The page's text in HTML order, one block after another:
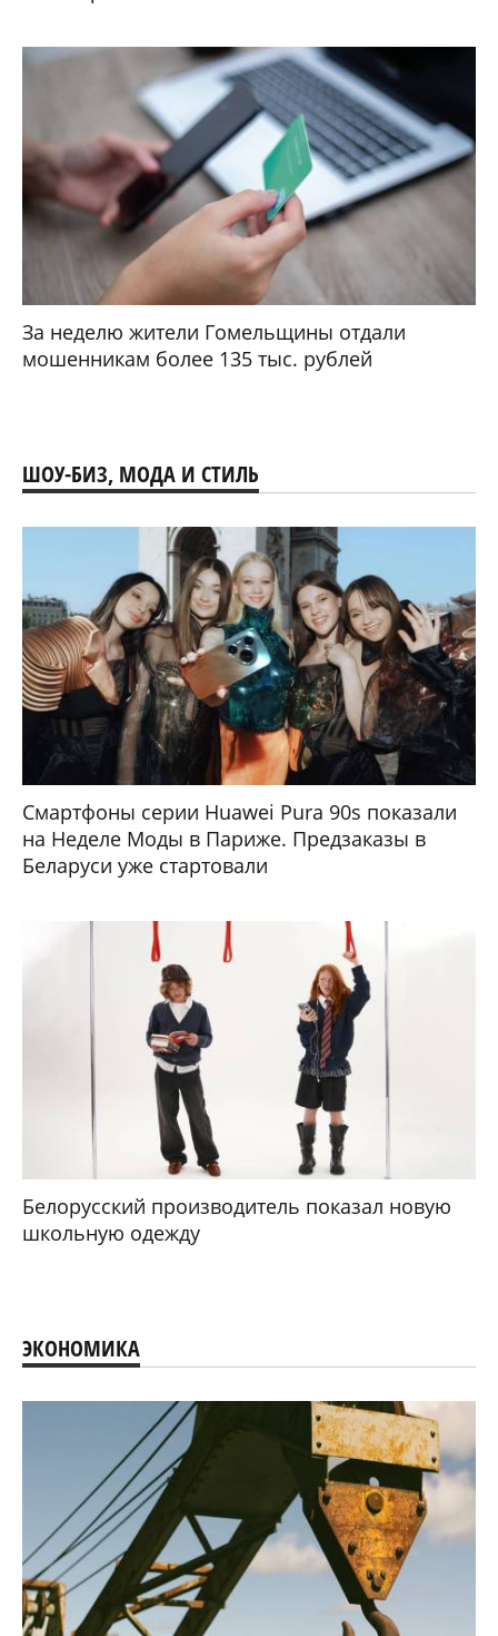
За неделю жители Гомельщины отдали
мошенникам более 135 тыс. рублей
ШОУ-БИЗ, МОДА И СТИЛЬ
Смартфоны серии Huawei Pura 90s показали
на Неделе Моды в Париже. Предзаказы в
Беларуси уже стартовали
Белорусский производитель показал новую
школьную одежду
ЭКОНОМИКА